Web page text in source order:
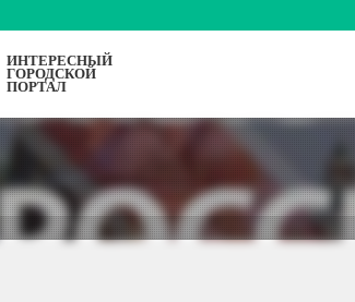
ИНТЕРЕСНЫЙ
ГОРОДСКОЙ
ПОРТАЛ